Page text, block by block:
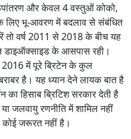
और केवल 4 वस्तुओं कोको,
लिए भू-आवरण में बदलाव से संबंधित
तो वर्ष 2011 से 2018 के बीच यह
डाइऑक्साइड के आसपास रही।
2016 में पूरे ब्रिटेन के कुल
है। यह ध्यान देने लायक बात है
का हिसाब ब्रिटिश सरकार देती है
जलवायु रणनीति में शामिल नहीं
कोई जरूरत नहीं है।